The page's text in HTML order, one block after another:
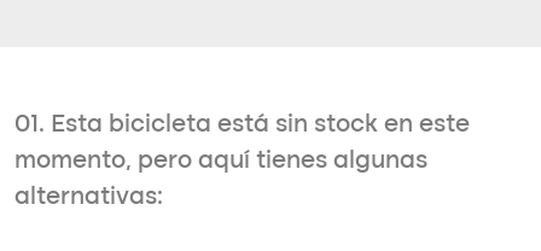
01. Esta bicicleta está sin stock en este
momento, pero aquí tienes algunas
alternativas: